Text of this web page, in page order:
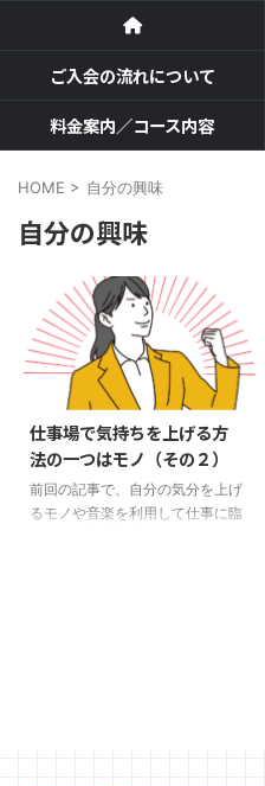
ご入会の流れについて
料金案内／コース内容
HOME > 自分の興味
自分の興味
仕事場で気持ちを上げる方
法の一つはモノ（その２）
前回の記事で、自分の気分を上げ
るモノや音楽を利用して仕事に臨